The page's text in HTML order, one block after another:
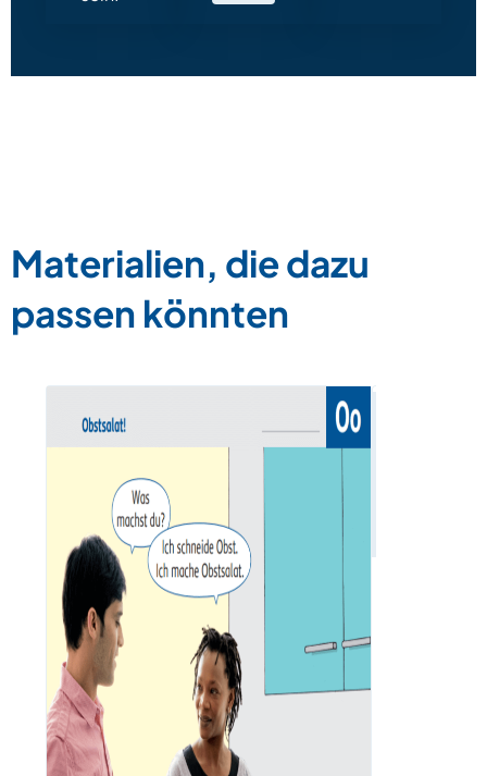
Materialien, die dazu
passen könnten